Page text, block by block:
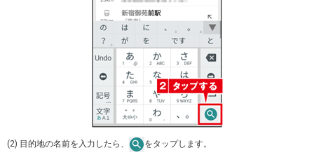
(2) 目的地の名前を入力したら、 をタップします。